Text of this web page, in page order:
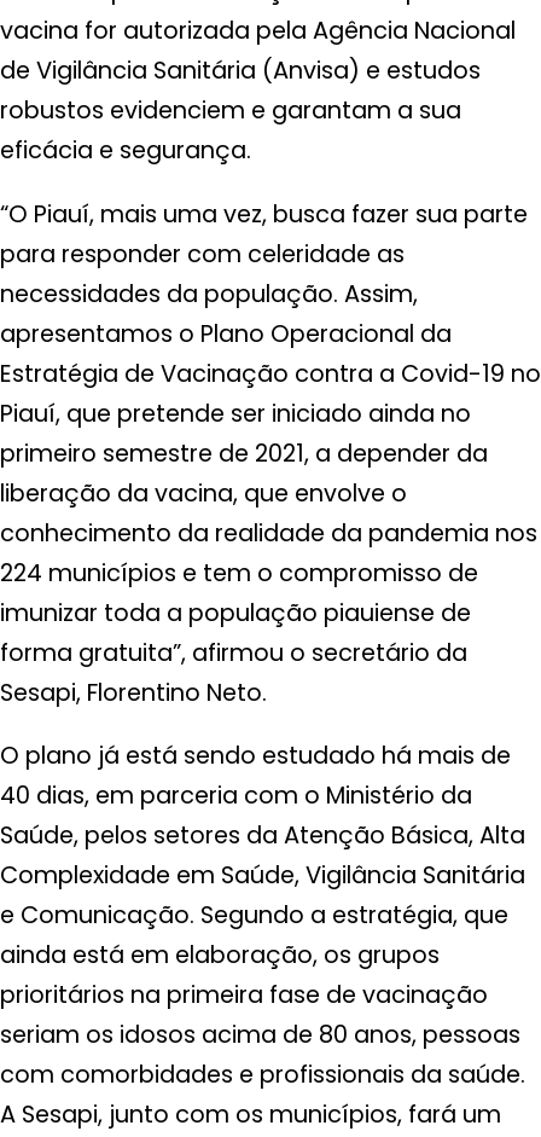
vacina for autorizada pela Agência Nacional
de Vigilância Sanitária (Anvisa) e estudos
robustos evidenciem e garantam a sua
eficácia e segurança.
“O Piauí, mais uma vez, busca fazer sua parte
para responder com celeridade as
necessidades da população. Assim,
apresentamos o Plano Operacional da
Estratégia de Vacinação contra a Covid-19 no
Piauí, que pretende ser iniciado ainda no
primeiro semestre de 2021, a depender da
liberação da vacina, que envolve o
conhecimento da realidade da pandemia nos
224 municípios e tem o compromisso de
imunizar toda a população piauiense de
forma gratuita”, afirmou o secretário da
Sesapi, Florentino Neto.
O plano já está sendo estudado há mais de
40 dias, em parceria com o Ministério da
Saúde, pelos setores da Atenção Básica, Alta
Complexidade em Saúde, Vigilância Sanitária
e Comunicação. Segundo a estratégia, que
ainda está em elaboração, os grupos
prioritários na primeira fase de vacinação
seriam os idosos acima de 80 anos, pessoas
com comorbidades e profissionais da saúde.
A Sesapi, junto com os municípios, fará um